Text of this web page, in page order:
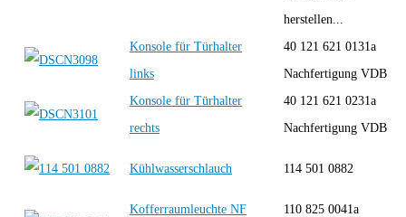
herstellen...
Konsole für Türhalter
links
40 121 621 0131a
Nachfertigung VDB
Konsole für Türhalter
rechts
40 121 621 0231a
Nachfertigung VDB
Kühlwasserschlauch 114 501 0882
Kofferraumleuchte NF
110 825 0041a